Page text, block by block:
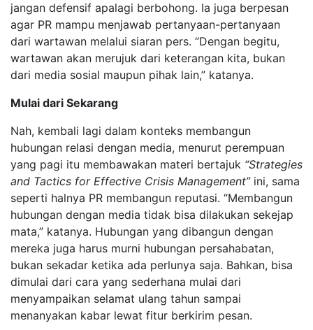
jangan defensif apalagi berbohong. Ia juga berpesan
agar PR mampu menjawab pertanyaan-pertanyaan
dari wartawan melalui siaran pers. “Dengan begitu,
wartawan akan merujuk dari keterangan kita, bukan
dari media sosial maupun pihak lain,” katanya.
Mulai dari Sekarang
Nah, kembali lagi dalam konteks membangun
hubungan relasi dengan media, menurut perempuan
yang pagi itu membawakan materi bertajuk “Strategies
and Tactics for Effective Crisis Management”ini, sama
seperti halnya PR membangun reputasi. “Membangun
hubungan dengan media tidak bisa dilakukan sekejap
mata,” katanya. Hubungan yang dibangun dengan
mereka juga harus murni hubungan persahabatan,
bukan sekadar ketika ada perlunya saja. Bahkan, bisa
dimulai dari cara yang sederhana mulai dari
menyampaikan selamat ulang tahun sampai
menanyakan kabar lewat fitur berkirim pesan.